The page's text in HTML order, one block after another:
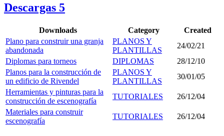
Descargas 5
Downloads Category
Created
Plano para construir una granja
abandonada
PLANOS Y
PLANTILLAS
24/02/21
Diplomas para torneos
DIPLOMAS
28/12/10
Planos para la construcción de
un edificio de Rivendel
PLANOS Y
PLANTILLAS
30/01/05
Herramientas y pinturas para la
construcción de escenografía
TUTORIALES
26/12/04
Materiales para construir
escenografía
TUTORIALES 26/12/04